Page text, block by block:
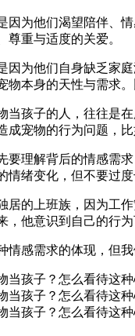
因为他们渴望陪伴、
尊重与适度的关爱。
因为他们自身缺乏家
物本身的天性与需求
当孩子的人，往往是
成宠物的行为问题，比
要理解背后的情感需
情绪变化，但不要过度
居的上班族，因为工
，他意识到自己的行
情感需求的体现，但